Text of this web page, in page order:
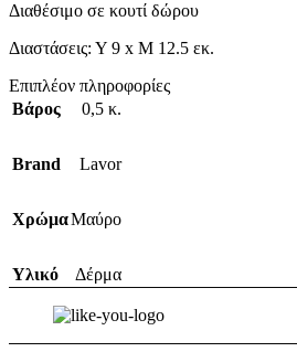
Διαθέσιμο σε κουτί δώρου
Διαστάσεις: Υ 9 x Μ 12.5 εκ.
Επιπλέον πληροφορίες
Βάρος
0,5 κ.
Brand Lavor
ΧρώμαΜαύρο
Υλικό Δέρμα